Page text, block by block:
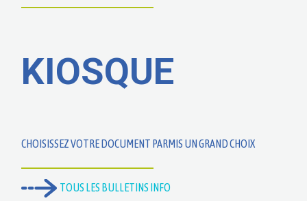
KIOSQUE
CHOISISSEZ VOTRE DOCUMENT PARMIS UN GRAND CHOIX
TOUS LES BULLETINS INFO